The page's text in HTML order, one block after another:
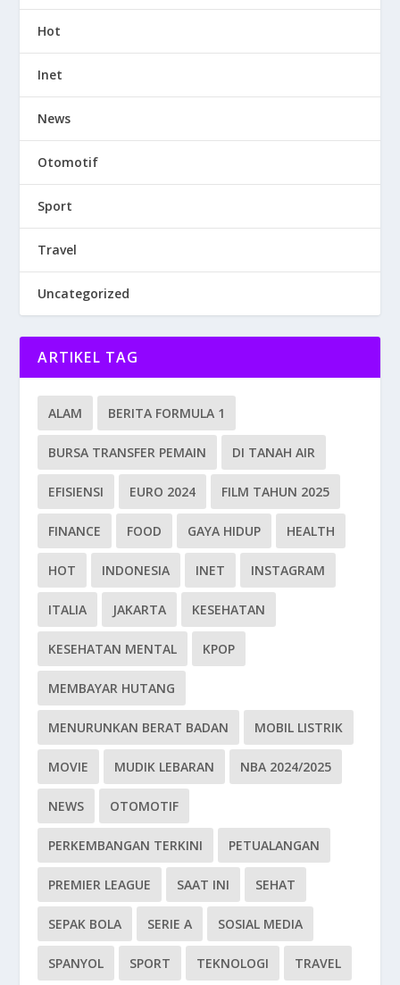
Hot
Inet
News
Otomotif
Sport
Travel
Uncategorized
ARTIKEL TAG
ALAM BERITA FORMULA 1
BURSA TRANSFER PEMAIN DI TANAH AIR
EFISIENSI EURO 2024 FILM TAHUN 2025
FINANCE FOOD GAYA HIDUP HEALTH
HOT INDONESIA INET INSTAGRAM
ITALIA JAKARTA KESEHATAN
KESEHATAN MENTAL KPOP
MEMBAYAR HUTANG
MENURUNKAN BERAT BADAN MOBIL LISTRIK
MOVIE MUDIK LEBARAN NBA 2024/2025
NEWS OTOMOTIF
PERKEMBANGAN TERKINI PETUALANGAN
PREMIER LEAGUE SAAT INI SEHAT
SEPAK BOLA SERIE A SOSIAL MEDIA
SPANYOL SPORT TEKNOLOGI TRAVEL